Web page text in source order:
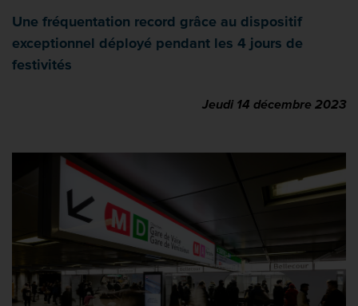
Une fréquentation record grâce au dispositif
exceptionnel déployé pendant les 4 jours de
festivités
Jeudi 14 décembre 2023